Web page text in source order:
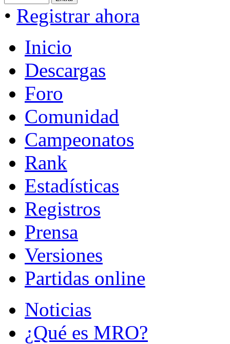
• Registrar ahora
Inicio
Descargas
Foro
Comunidad
Campeonatos
Rank
Estadísticas
Registros
Prensa
Versiones
Partidas online
Noticias
¿Qué es MRO?